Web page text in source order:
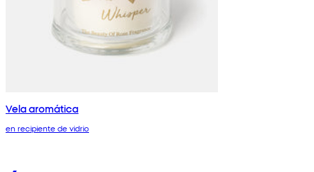
Vela aromática
en recipiente de vidrio